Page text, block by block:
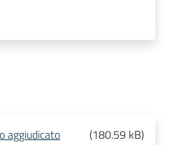
aggiudicato (180.59 kB)